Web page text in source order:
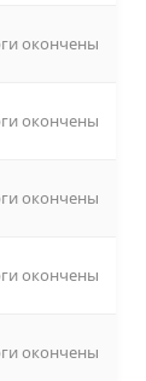
окончены
окончены
окончены
окончены
окончены